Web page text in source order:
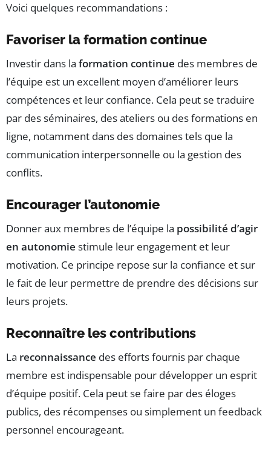
Voici quelques recommandations :
Favoriser la formation continue
Investir dans la formation continue des membres de
l’équipe est un excellent moyen d’améliorer leurs
compétences et leur confiance. Cela peut se traduire
par des séminaires, des ateliers ou des formations en
ligne, notamment dans des domaines tels que la
communication interpersonnelle ou la gestion des
conflits.
Encourager l’autonomie
Donner aux membres de l’équipe la possibilité d’agir
en autonomie stimule leur engagement et leur
motivation. Ce principe repose sur la confiance et sur
le fait de leur permettre de prendre des décisions sur
leurs projets.
Reconnaître les contributions
La reconnaissance des efforts fournis par chaque
membre est indispensable pour développer un esprit
d’équipe positif. Cela peut se faire par des éloges
publics, des récompenses ou simplement un feedback
personnel encourageant.